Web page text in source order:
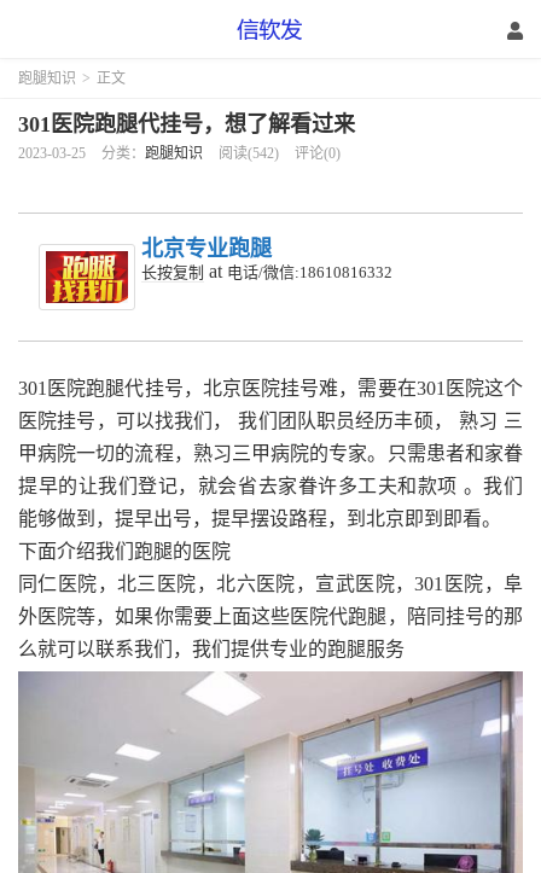
跑腿知识 > 正文
301医院跑腿代挂号，想了解看过来
2023-03-25 分类： 跑腿知识 阅读(542) 评论(0)
北京专业跑腿
长按复制 at 电话/微信:18610816332
301医院跑腿代挂号， 北京医院挂号难，需要在301医院这个
医院挂号，可以找我们，
我们团队职员经历丰硕， 熟习 三
甲病院一切的流程，熟习三甲病院的专家。只需患者和家眷
提早的让我们登记，就会省去家眷许多工夫和款项 。我们
能够做到，提早出号，提早摆设路程，到北京即到即看。
下面介绍我们跑腿的医院
同仁医院，北三医院，北六医院，宣武医院，301医院，阜
外医院等，如果你需要上面这些医院代跑腿，陪同挂号的那
么就可以联系我们，我们提供专业的跑腿服务